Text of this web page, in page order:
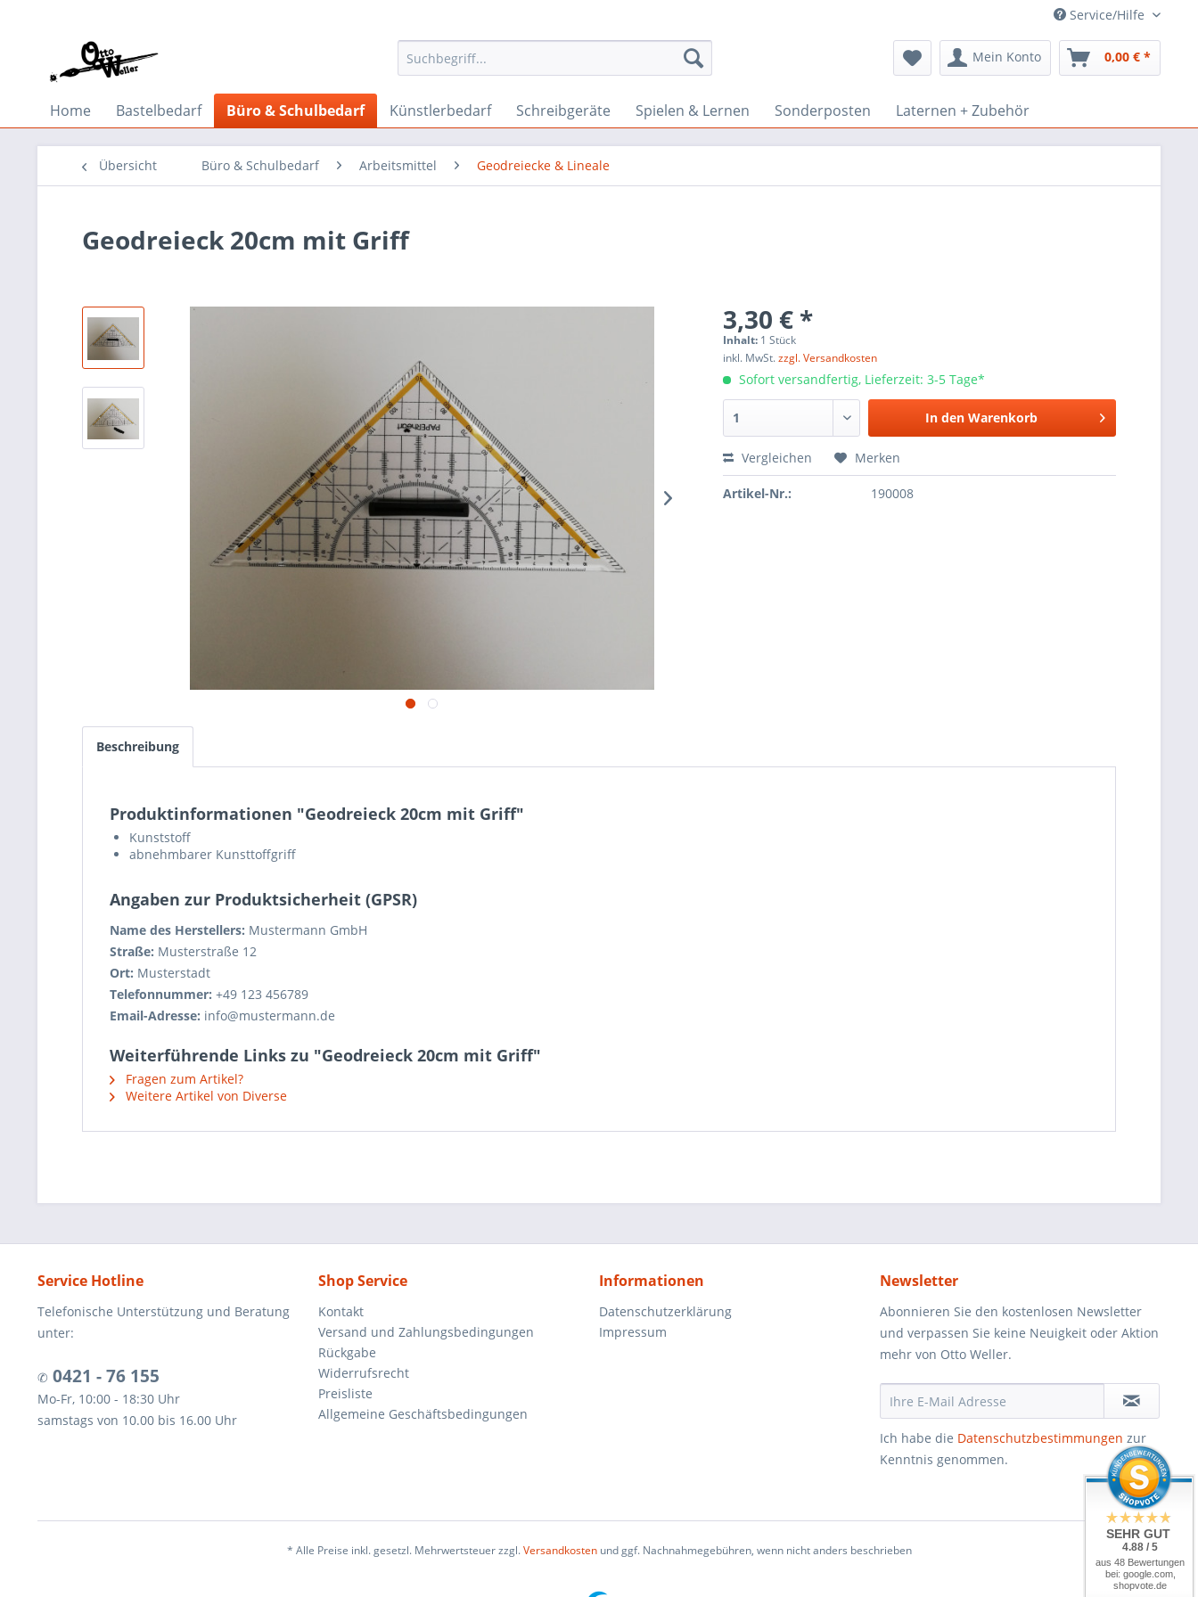
Service/Hilfe
Mein Konto 0,00 € *
Home Bastelbedarf Büro & Schulbedarf Künstlerbedarf Schreibgeräte Spielen & Lernen Sonderposten Laternen + Zubehör
Übersicht Büro & Schulbedarf Arbeitsmittel Geodreiecke & Lineale
Geodreieck 20cm mit Griff
3,30 € *
Inhalt: 1 Stück
inkl. MwSt.zzgl. Versandkosten
Sofort versandfertig, Lieferzeit: 3-5 Tage*
In den Warenkorb
Vergleichen Merken
Artikel-Nr.: 190008
Beschreibung
Produktinformationen "Geodreieck 20cm mit Griff"
Kunststoff
abnehmbarer Kunsttoffgriff
Angaben zur Produktsicherheit (GPSR)
Name des Herstellers: Mustermann GmbH
Straße: Musterstraße 12
Ort: Musterstadt
Telefonnummer: +49 123 456789
Email-Adresse: info@mustermann.de
Weiterführende Links zu "Geodreieck 20cm mit Griff"
Fragen zum Artikel?
Weitere Artikel von Diverse
Service Hotline
Telefonische Unterstützung und Beratung
unter:
✆ 0421 - 76 155
Mo-Fr, 10:00 - 18:30 Uhr
samstags von 10.00 bis 16.00 Uhr
Shop Service
Kontakt
Versand und Zahlungsbedingungen
Rückgabe
Widerrufsrecht
Preisliste
Allgemeine Geschäftsbedingungen
Informationen
Datenschutzerklärung
Impressum
Newsletter
Abonnieren Sie den kostenlosen Newsletter
und verpassen Sie keine Neuigkeit oder Aktion
mehr von Otto Weller.
Ich habe die Datenschutzbestimmungen zur
Kenntnis genommen.
* Alle Preise inkl. gesetzl. Mehrwertsteuer zzgl.Versandkostenund ggf. Nachnahmegebühren, wenn nicht anders beschrieben
SEHR GUT
4.88 / 5
aus 48 Bewertungen
bei: google.com,
shopvote.de